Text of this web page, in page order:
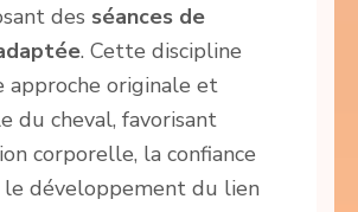
des séances de
. Cette discipline
approche originale et
du cheval, favorisant
corporelle, la confiance
le développement du lien